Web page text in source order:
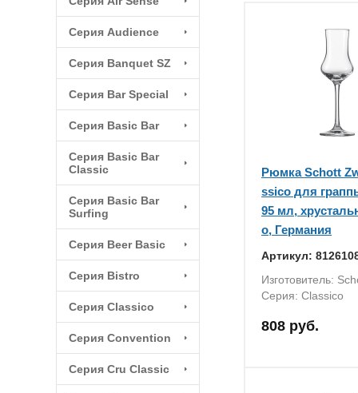
Серия Audience
Серия Banquet SZ
Серия Bar Special
Серия Basic Bar
Серия Basic Bar
Classic
Серия Basic Bar
Surfing
Серия Beer Basic
Серия Bistro
Серия Classico
Серия Convention
Серия Cru Classic
Рюмка Schott
ssico для
95 мл,
о, Германия
Артикул:
Изготовитель:
Серия: Classico
808 руб.